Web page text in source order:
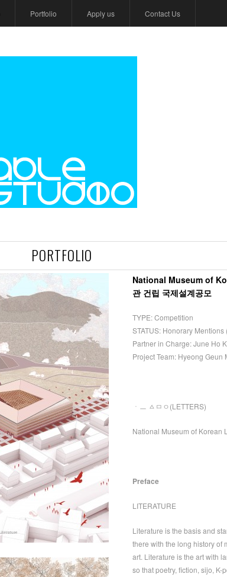
Portfolio Apply us Contact Us
PORTFOLIO
National Museum of
관 건립 국제설계공모
TYPE: Competition
STATUS: Honorary Mentions
Partner in Charge: June Ho
Project Team: Hyeong Geun
ㆍㅡ ㅿㅁㅇ(LETTERS)
National Museum of Korean
Preface
LITERATURE
Literature is the basis and
there with the long history of
art. Literature is the art with
so that poetry, fiction, sijo, K-